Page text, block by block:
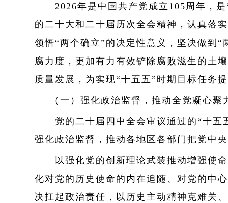
2026年是中国共产党成立105周年，是“
的二十大和二十届历次全会精神，认真落
领悟“两个确立”的决定性意义，坚决做到
腐力度，更加有力有效铲除腐败滋生的土
质量发展，为实现“十五五”时期目标任务
（一）强化政治监督，推动全党凝心
党的二十届四中全会审议通过的“十五
强化政治监督，推动各地区各部门把党中
以强化党的创新理论武装推动增强使命
化对党的历史使命的内在追随、对党的中
决扛起政治责任，以历史主动精神克难关